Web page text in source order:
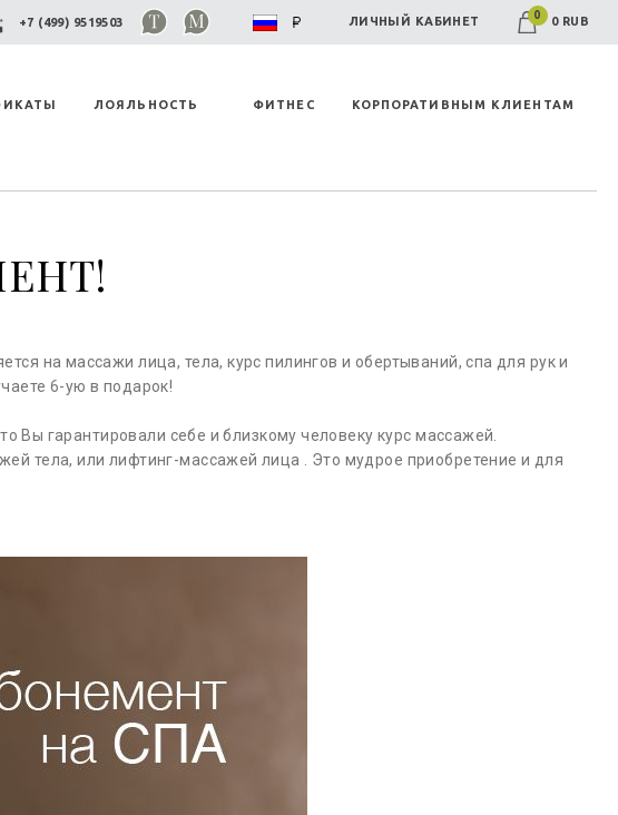
+7 (499) 9519503 ЛИЧНЫЙ КАБИНЕТ 0 0 RUB
ЛОЯЛЬНОСТЬ ФИТНЕС КОРПОРАТИВНЫМ КЛИЕНТАМ
на массажи лица, тела, курс пилингов и обертываний, спа для рук и
6-ую в подарок!
Вы гарантировали себе и близкому человеку курс массажей.
тела, или лифтинг-массажей лица . Это мудрое приобретение и для